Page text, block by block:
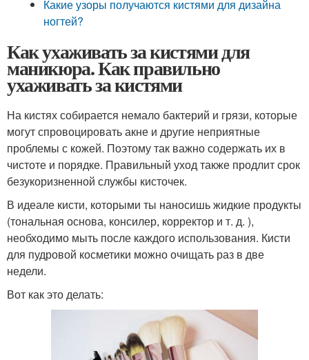
Какие узоры получаются кистями для дизайна
ногтей?
Как ухаживать за кистями для
маникюра. Как правильно
ухаживать за кистями
На кистях собирается немало бактерий и грязи, которые
могут спровоцировать акне и другие неприятные
проблемы с кожей. Поэтому так важно содержать их в
чистоте и порядке. Правильный уход также продлит срок
безукоризненной службы кисточек.
В идеале кисти, которыми ты наносишь жидкие продукты
(тональная основа, консилер, корректор и т. д. ),
необходимо мыть после каждого использования. Кисти
для пудровой косметики можно очищать раз в две
недели.
Вот как это делать: